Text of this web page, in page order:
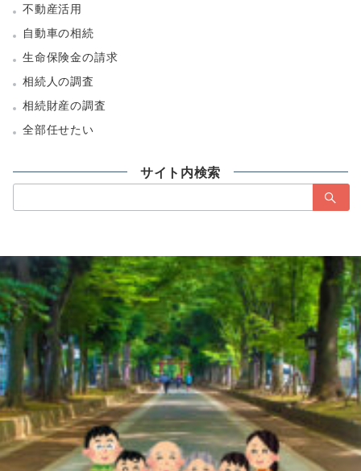
不動産活用
自動車の相続
生命保険金の請求
相続人の調査
相続財産の調査
全部任せたい
サイト内検索
索：